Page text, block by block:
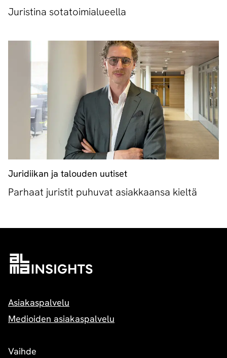
Juristina sotatoimialueella
Juridiikan ja talouden uutiset
Parhaat juristit puhuvat asiakkaansa kieltä
Asiakaspalvelu
Medioiden asiakaspalvelu
Vaihde